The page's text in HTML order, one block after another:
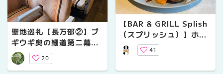
聖地巡礼【長万部②】ブ
ギウギ奥の細道第二幕編
「2度目の長万部」
20
【BAR & GRILL Splish
（スプリッシュ）】ホテ
ルのランチブッフェで地
元素材をふんだんに取り
41